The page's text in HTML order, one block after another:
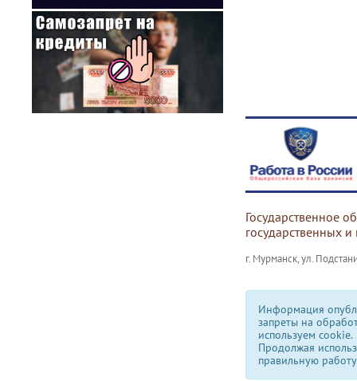
Государственное
государственных
г. Мурманск, ул.
Информация
запреты на
используем сookie.
Продолжая
правильную